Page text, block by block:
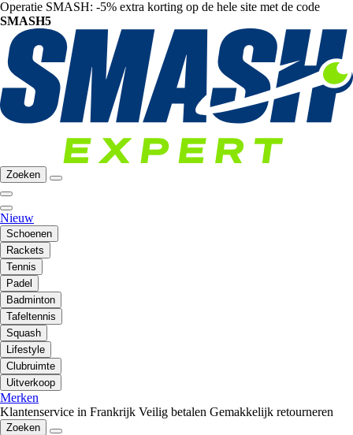
Operatie SMASH: -5% extra korting op de hele site met de code
SMASH5
Zoeken
Nieuw
Schoenen
Rackets
Tennis
Padel
Badminton
Tafeltennis
Squash
Lifestyle
Clubruimte
Uitverkoop
Merken
Klantenservice in Frankrijk Veilig betalen Gemakkelijk retourneren
Zoeken